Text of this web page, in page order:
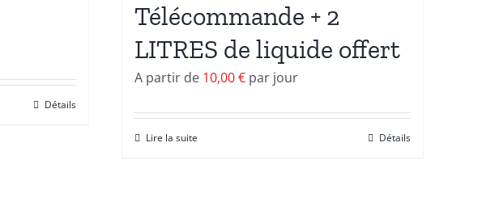
Détails
Télécommande + 2
LITRES de liquide offert
A partir de 10,00€par jour
Lire la suite Détails